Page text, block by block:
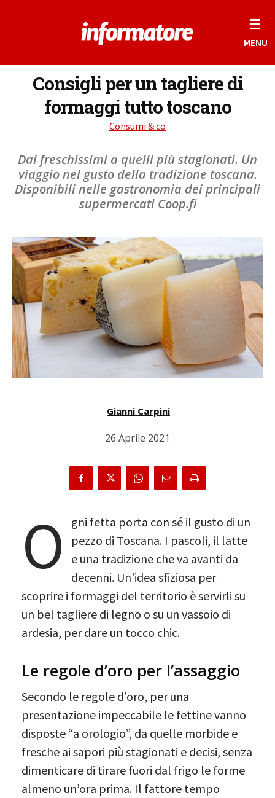
☰
MENU
Consigli per un tagliere di
formaggi tutto toscano
Consumi & co
Dai freschissimi a quelli più stagionati. Un
viaggio nel gusto della tradizione toscana.
Disponibili nelle gastronomia dei principali
supermercati Coop.fi
Gianni Carpini
26 Aprile 2021
O
gni fetta porta con sé il gusto di un
pezzo di Toscana. I pascoli, il latte
e una tradizione che va avanti da
decenni. Un’idea sfiziosa per
scoprire i formaggi del territorio è servirli su
un bel tagliere di legno o su un vassoio di
ardesia, per dare un tocco chic.
Le regole d’oro per l’assaggio
Secondo le regole d’oro, per una
presentazione impeccabile le fettine vanno
disposte “a orologio”, da quelle morbide e
fresche ai sapori più stagionati e decisi, senza
dimenticare di tirare fuori dal frigo le forme
almeno un’ora prima. Il fattore tempo